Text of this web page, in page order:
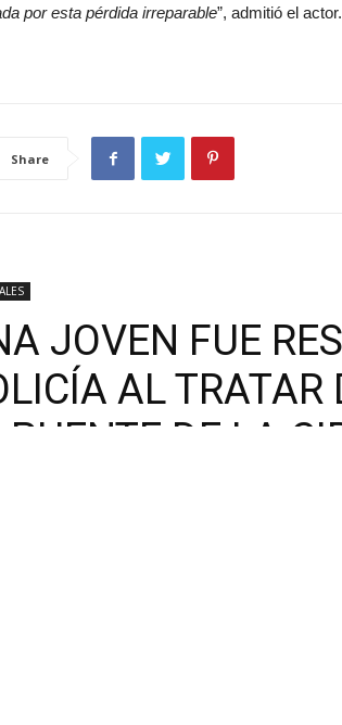
por esta pérdida irreparable”, admitió el actor.
Share